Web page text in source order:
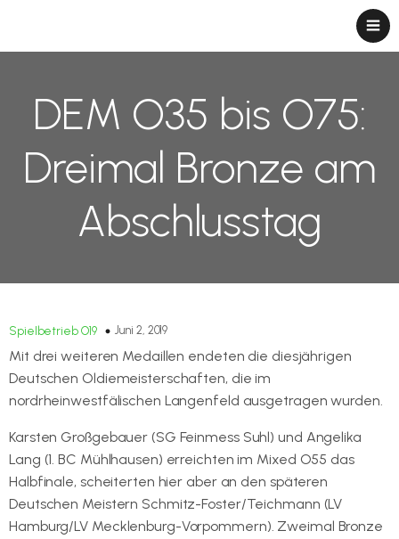
DEM O35 bis O75:
Dreimal Bronze am
Abschlusstag
Spielbetrieb O19 Juni 2, 2019
Mit drei weiteren Medaillen endeten die diesjährigen
Deutschen Oldiemeisterschaften, die im
nordrheinwestfälischen Langenfeld ausgetragen wurden.
Karsten Großgebauer (SG Feinmess Suhl) und Angelika
Lang (1. BC Mühlhausen) erreichten im Mixed O55 das
Halbfinale, scheiterten hier aber an den späteren
Deutschen Meistern Schmitz-Foster/Teichmann (LV
Hamburg/LV Mecklenburg-Vorpommern). Zweimal Bronze